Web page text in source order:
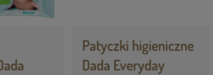
Patyczki higieniczne
Dada Everyday